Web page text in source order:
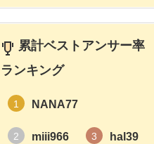
累計ベストアンサー率
ランキング
1 NANA77
2 miii966 3 hal39